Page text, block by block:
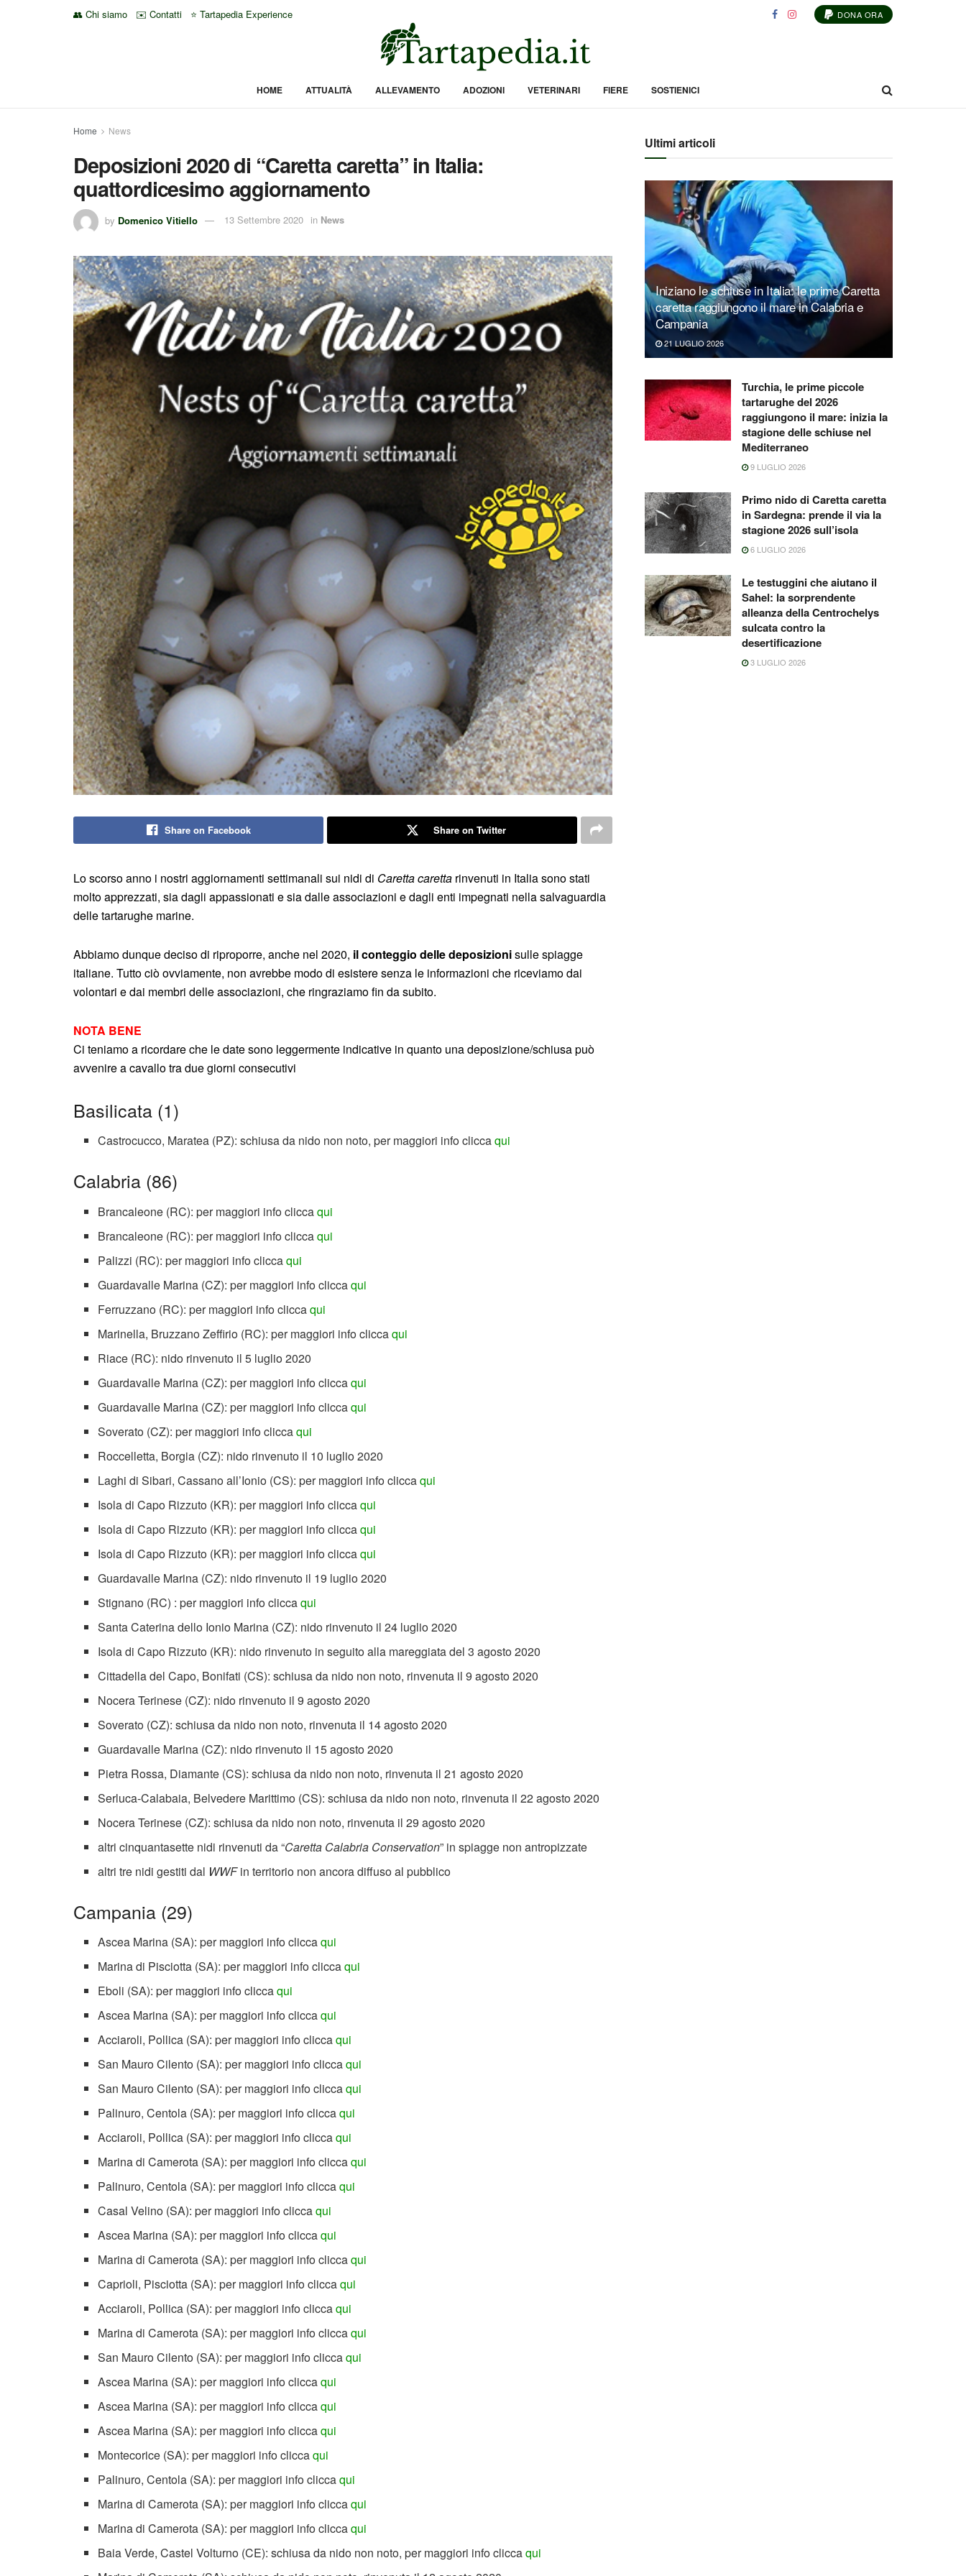
👥 Chi siamo ✉️ Contatti ⭐ Tartapedia Experience DONA ORA
HOME ATTUALITÀ ALLEVAMENTO ADOZIONI VETERINARI FIERE SOSTIENICI
Home News
Deposizioni 2020 di “Caretta caretta” in Italia:
quattordicesimo aggiornamento
by Domenico Vitiello 13 Settembre 2020 in News
Share on Facebook Share on Twitter
Lo scorso anno i nostri aggiornamenti settimanali sui nidi di Caretta caretta rinvenuti in Italia sono stati
molto apprezzati, sia dagli appassionati e sia dalle associazioni e dagli enti impegnati nella salvaguardia
delle tartarughe marine.
Abbiamo dunque deciso di riproporre, anche nel 2020, il conteggio delle deposizionisulle spiagge
italiane. Tutto ciò ovviamente, non avrebbe modo di esistere senza le informazioni che riceviamo dai
volontari e dai membri delle associazioni, che ringraziamo fin da subito.
NOTA BENE
Ci teniamo a ricordare che le date sono leggermente indicative in quanto una deposizione/schiusa può
avvenire a cavallo tra due giorni consecutivi
Basilicata (1)
Castrocucco, Maratea (PZ): schiusa da nido non noto, per maggiori info cliccaqui
Calabria (86)
Brancaleone (RC): per maggiori info cliccaqui
Brancaleone (RC): per maggiori info cliccaqui
Palizzi (RC): per maggiori info cliccaqui
Guardavalle Marina (CZ): per maggiori info cliccaqui
Ferruzzano (RC): per maggiori info cliccaqui
Marinella, Bruzzano Zeffirio (RC): per maggiori info cliccaqui
Riace (RC): nido rinvenuto il 5 luglio 2020
Guardavalle Marina (CZ): per maggiori info cliccaqui
Guardavalle Marina (CZ): per maggiori info cliccaqui
Soverato (CZ): per maggiori info cliccaqui
Roccelletta, Borgia (CZ): nido rinvenuto il 10 luglio 2020
Laghi di Sibari, Cassano all’Ionio (CS): per maggiori info cliccaqui
Isola di Capo Rizzuto (KR): per maggiori info cliccaqui
Isola di Capo Rizzuto (KR): per maggiori info cliccaqui
Isola di Capo Rizzuto (KR): per maggiori info cliccaqui
Guardavalle Marina (CZ): nido rinvenuto il 19 luglio 2020
Stignano (RC) : per maggiori info cliccaqui
Santa Caterina dello Ionio Marina (CZ): nido rinvenuto il 24 luglio 2020
Isola di Capo Rizzuto (KR): nido rinvenuto in seguito alla mareggiata del 3 agosto 2020
Cittadella del Capo, Bonifati (CS): schiusa da nido non noto, rinvenuta il 9 agosto 2020
Nocera Terinese (CZ): nido rinvenuto il 9 agosto 2020
Soverato (CZ): schiusa da nido non noto, rinvenuta il 14 agosto 2020
Guardavalle Marina (CZ): nido rinvenuto il 15 agosto 2020
Pietra Rossa, Diamante (CS): schiusa da nido non noto, rinvenuta il 21 agosto 2020
Serluca-Calabaia, Belvedere Marittimo (CS): schiusa da nido non noto, rinvenuta il 22 agosto 2020
Nocera Terinese (CZ): schiusa da nido non noto, rinvenuta il 29 agosto 2020
altri cinquantasette nidi rinvenuti da “Caretta Calabria Conservation” in spiagge non antropizzate
altri tre nidi gestiti dal WWFin territorio non ancora diffuso al pubblico
Campania (29)
Ascea Marina (SA): per maggiori info cliccaqui
Marina di Pisciotta (SA): per maggiori info cliccaqui
Eboli (SA): per maggiori info cliccaqui
Ascea Marina (SA): per maggiori info cliccaqui
Acciaroli, Pollica (SA): per maggiori info cliccaqui
San Mauro Cilento (SA): per maggiori info cliccaqui
San Mauro Cilento (SA): per maggiori info cliccaqui
Palinuro, Centola (SA): per maggiori info cliccaqui
Acciaroli, Pollica (SA): per maggiori info cliccaqui
Marina di Camerota (SA): per maggiori info cliccaqui
Palinuro, Centola (SA): per maggiori info cliccaqui
Casal Velino (SA): per maggiori info cliccaqui
Ascea Marina (SA): per maggiori info cliccaqui
Marina di Camerota (SA): per maggiori info cliccaqui
Caprioli, Pisciotta (SA): per maggiori info cliccaqui
Acciaroli, Pollica (SA): per maggiori info cliccaqui
Marina di Camerota (SA): per maggiori info cliccaqui
San Mauro Cilento (SA): per maggiori info cliccaqui
Ascea Marina (SA): per maggiori info cliccaqui
Ascea Marina (SA): per maggiori info cliccaqui
Ascea Marina (SA): per maggiori info cliccaqui
Montecorice (SA): per maggiori info cliccaqui
Palinuro, Centola (SA): per maggiori info cliccaqui
Marina di Camerota (SA): per maggiori info cliccaqui
Marina di Camerota (SA): per maggiori info cliccaqui
Baia Verde, Castel Volturno (CE): schiusa da nido non noto, per maggiori info cliccaqui
Ultimi articoli
Iniziano le schiuse in Italia: le prime Caretta
caretta raggiungono il mare in Calabria e
Campania
21 LUGLIO 2026
Turchia, le prime piccole
tartarughe del 2026
raggiungono il mare: inizia la
stagione delle schiuse nel
Mediterraneo
9 LUGLIO 2026
Primo nido di Caretta caretta
in Sardegna: prende il via la
stagione 2026 sull’isola
6 LUGLIO 2026
Le testuggini che aiutano il
Sahel: la sorprendente
alleanza della Centrochelys
sulcata contro la
desertificazione
3 LUGLIO 2026